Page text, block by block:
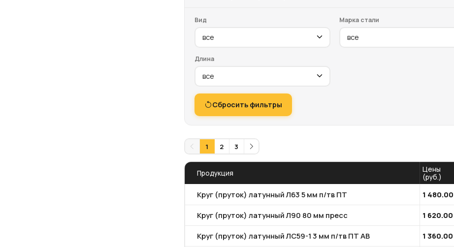
Вид Марка стали
Длина
Сбросить фильтры
1 2 3
Продукция
Цены
(руб.)
Круг (пруток) латунный Л63 5 мм п/тв ПТ 1 480.00
Круг (пруток) латунный Л90 80 мм пресс 1 620.00
Круг (пруток) латунный ЛС59-1 3 мм п/тв ПТ АВ 1 360.00